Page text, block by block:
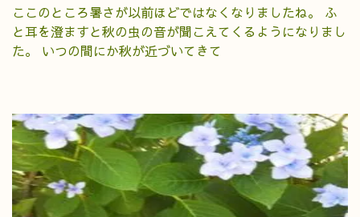
ここのところ暑さが以前ほどではなくなりましたね。 ふ
と耳を澄ますと秋の虫の音が聞こえてくるようになりまし
た。 いつの間にか秋が近づいてきて